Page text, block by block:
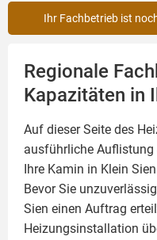
Ihr Fachbetrieb ist
Regionale
Kapazitäten in
Auf dieser Seite des
ausführliche
Ihre Kamin in Klein
Bevor Sie
Sien einen Auftrag
Heizungsinstallation